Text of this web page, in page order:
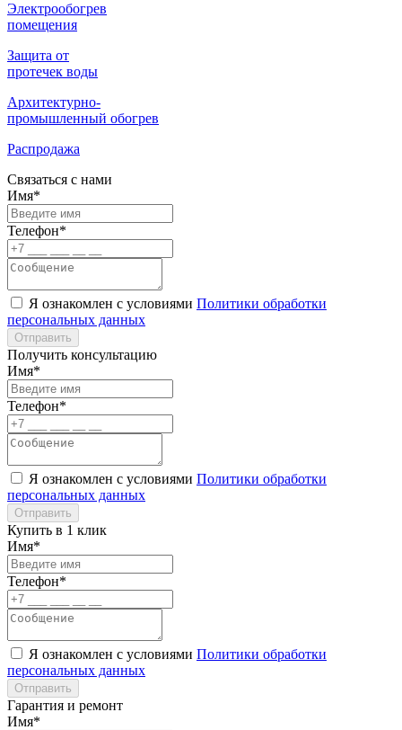
Электрообогрев
помещения
Защита от
протечек воды
Архитектурно-
промышленный обогрев
Распродажа
Связаться с нами
Имя*
Телефон*
Я ознакомлен с условиями Политики обработки
персональных данных
Отправить
Получить консультацию
Имя*
Телефон*
Я ознакомлен с условиями Политики обработки
персональных данных
Отправить
Купить в 1 клик
Имя*
Телефон*
Я ознакомлен с условиями Политики обработки
персональных данных
Отправить
Гарантия и ремонт
Имя*